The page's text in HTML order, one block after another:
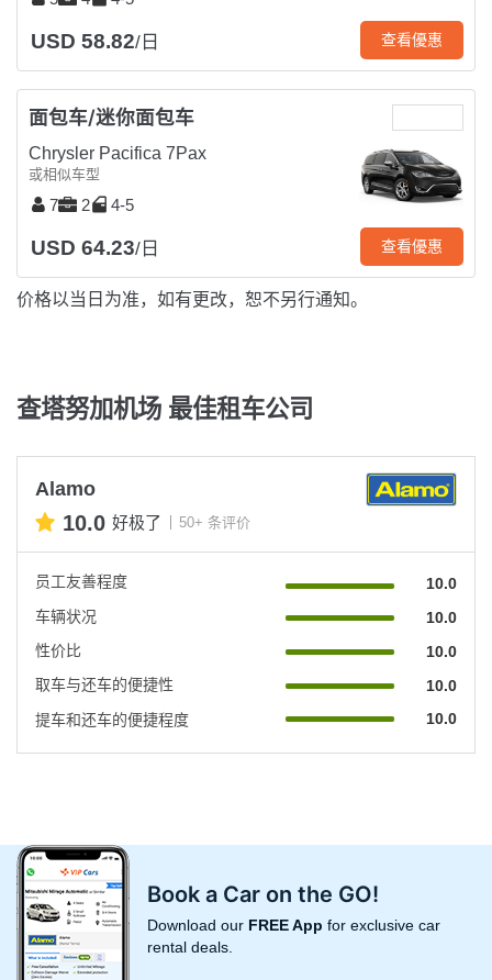
USD 58.82/日 查看優惠
面包车/迷你面包车
Chrysler Pacifica 7Pax
或相似车型
7 2 4-5
USD 64.23/日 查看優惠
价格以当日为准，如有更改，恕不另行通知。
查塔努加机场 最佳租车公司
Alamo
10.0 好极了 50+ 条评价
员工友善程度
10.0
车辆状况
10.0
性价比
10.0
取车与还车的便捷性
10.0
提车和还车的便捷程度
10.0
Book a Car on the GO!
Download our FREE App for exclusive car
rental deals.